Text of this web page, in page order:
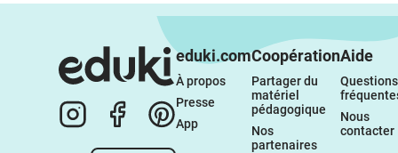
eduki.com
À propos
Presse
App
Coopération
Partager du
matériel
pédagogique
Nos
partenaires
Aide
Questions
Nous
contacter